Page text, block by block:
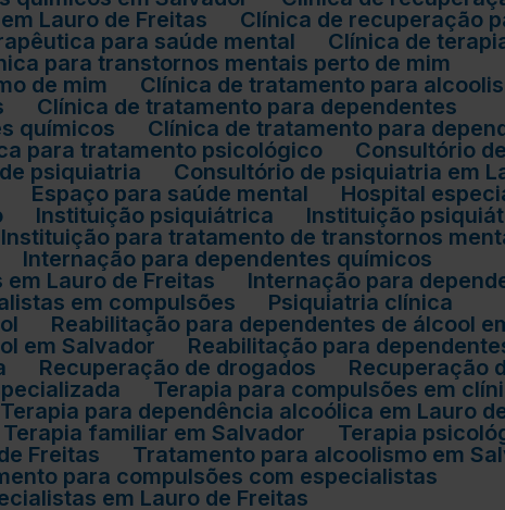
Lauro de Freitas
Clínica de recuperação
para saúde mental
Clínica de
para transtornos mentais perto de mim
de mim
Clínica de tratamento para
Clínica de tratamento para dependentes
químicos
Clínica de tratamento para
para tratamento psicológico
Consultório
de psiquiatria
Consultório de psiquiatria em
Espaço para saúde mental
Hospital
Instituição psiquiátrica
Instituição
Instituição para tratamento de transtornos
Internação para dependentes químicos
Lauro de Freitas
Internação para
em compulsões
Psiquiatria clínica
Reabilitação para dependentes de álcool
em Salvador
Reabilitação para
Recuperação de drogados Recuperação
Terapia para compulsões em
Terapia para dependência alcoólica em Lauro
Terapia familiar em Salvador Terapia
Freitas
Tratamento para alcoolismo em
para compulsões com especialistas
em Lauro de Freitas